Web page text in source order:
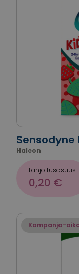
Sensodyne
Haleon
Lahjoitusosuus
0,20 €
Kampanja-